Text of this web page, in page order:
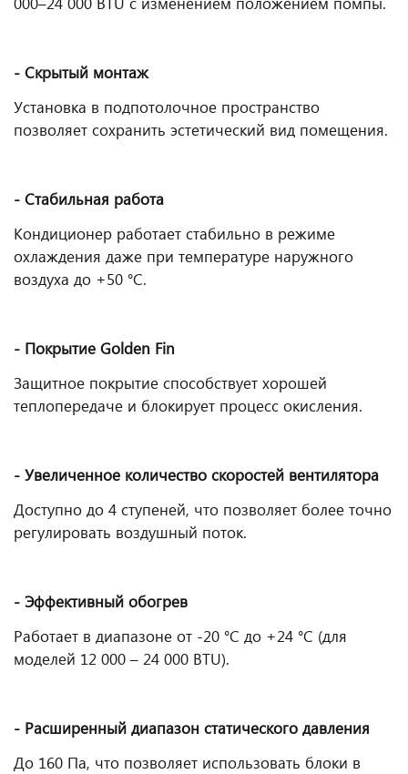
- Скрытый монтаж
Установка в подпотолочное пространство
позволяет сохранить эстетический вид помещения.
- Стабильная работа
Кондиционер работает стабильно в режиме
охлаждения даже при температуре наружного
воздуха до +50 °С.
- Покрытие Golden Fin
Защитное покрытие способствует хорошей
теплопередаче и блокирует процесс окисления.
- Увеличенное количество скоростей вентилятора
Доступно до 4 ступеней, что позволяет более точно
регулировать воздушный поток.
- Эффективный обогрев
Работает в диапазоне от -20 °С до +24 °С (для
моделей 12 000 – 24 000 BTU).
- Расширенный диапазон статического давления
До 160 Па, что позволяет использовать блоки в